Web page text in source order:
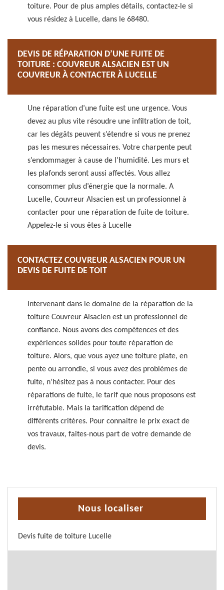
toiture. Pour de plus amples détails, contactez-le si
vous résidez à Lucelle, dans le 68480.
DEVIS DE RÉPARATION D’UNE FUITE DE
TOITURE : COUVREUR ALSACIEN EST UN
COUVREUR À CONTACTER À LUCELLE
Une réparation d’une fuite est une urgence. Vous
devez au plus vite résoudre une infiltration de toit,
car les dégâts peuvent s’étendre si vous ne prenez
pas les mesures nécessaires. Votre charpente peut
s’endommager à cause de l’humidité. Les murs et
les plafonds seront aussi affectés. Vous allez
consommer plus d’énergie que la normale. A
Lucelle, Couvreur Alsacien est un professionnel à
contacter pour une réparation de fuite de toiture.
Appelez-le si vous êtes à Lucelle
CONTACTEZ COUVREUR ALSACIEN POUR UN
DEVIS DE FUITE DE TOIT
Intervenant dans le domaine de la réparation de la
toiture Couvreur Alsacien est un professionnel de
confiance. Nous avons des compétences et des
expériences solides pour toute réparation de
toiture. Alors, que vous ayez une toiture plate, en
pente ou arrondie, si vous avez des problèmes de
fuite, n’hésitez pas à nous contacter. Pour des
réparations de fuite, le tarif que nous proposons est
irréfutable. Mais la tarification dépend de
différents critères. Pour connaitre le prix exact de
vos travaux, faites-nous part de votre demande de
devis.
Nous localiser
Devis fuite de toiture Lucelle